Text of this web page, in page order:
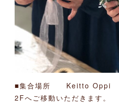
■集合場所 Keitto Oppi
2Fへご移動いただきます。